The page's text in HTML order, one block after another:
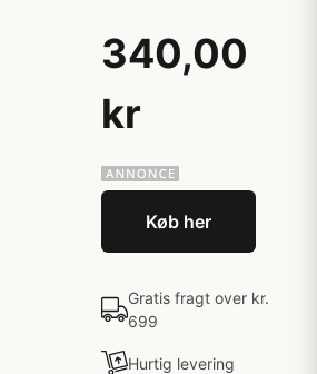
340,00
kr
Køb her
Gratis fragt over kr.
699
Hurtig levering